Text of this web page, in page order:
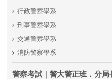
行政警察學系
刑事警察學系
交通警察學系
消防警察學系
警察考試｜警大警正班．分局